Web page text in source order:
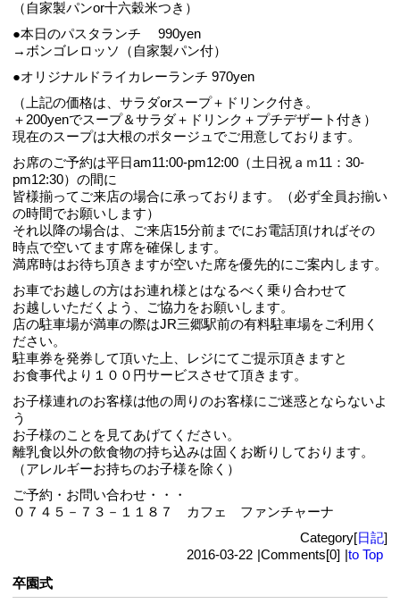
（自家製パンor十六穀米つき）
●本日のパスタランチ 990yen
→ボンゴレロッソ（自家製パン付）
●オリジナルドライカレーランチ 970yen
（上記の価格は、サラダorスープ＋ドリンク付き。
＋200yenでスープ＆サラダ＋ドリンク＋プチデザート付き）
現在のスープは大根のポタージュでご用意しております。
お席のご予約は平日am11:00-pm12:00（土日祝ａｍ11：30‐
pm12:30）の間に
皆様揃ってご来店の場合に承っております。（必ず全員お揃い
の時間でお願いします）
それ以降の場合は、ご来店15分前までにお電話頂ければその
時点で空いてます席を確保します。
満席時はお待ち頂きますが空いた席を優先的にご案内します。
お車でお越しの方はお連れ様とはなるべく乗り合わせて
お越しいただくよう、ご協力をお願いします。
店の駐車場が満車の際はJR三郷駅前の有料駐車場をご利用く
ださい。
駐車券を発券して頂いた上、レジにてご提示頂きますと
お食事代より１００円サービスさせて頂きます。
お子様連れのお客様は他の周りのお客様にご迷惑とならないよ
う
お子様のことを見てあげてください。
離乳食以外の飲食物の持ち込みは固くお断りしております。
（アレルギーお持ちのお子様を除く）
ご予約・お問い合わせ・・・
０７４５－７３－１１８７ カフェ ファンチャーナ
Category[日記]
2016-03-22 |Comments[0] |to Top
卒園式